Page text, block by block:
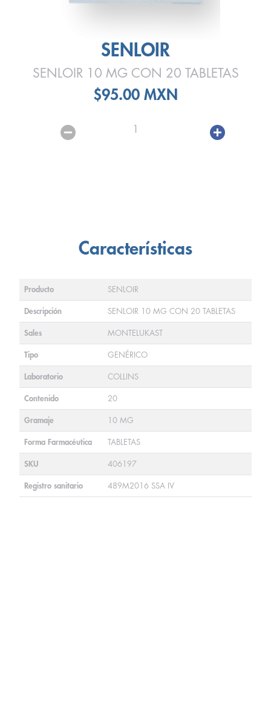
SENLOIR
SENLOIR 10 MG CON 20 TABLETAS
$95.00 MXN
1
Características
Producto SENLOIR
Descripción SENLOIR 10 MG CON 20 TABLETAS
Sales MONTELUKAST
Tipo GENÉRICO
Laboratorio COLLINS
Contenido 20
Gramaje 10 MG
Forma Farmacéutica TABLETAS
SKU 406197
Registro sanitario 489M2016 SSA IV